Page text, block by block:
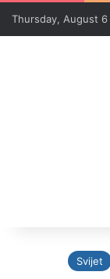
Thursday, August
Svijet